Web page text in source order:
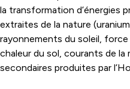
la transformation d’énergies
extraites de la nature
rayonnements du soleil, force
chaleur du sol, courants de la
secondaires produites par